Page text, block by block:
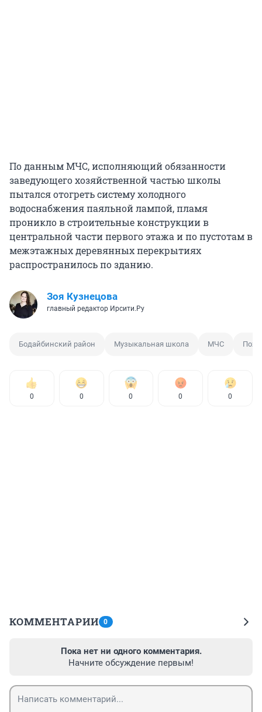
По данным МЧС, исполняющий обязанности
заведующего хозяйственной частью школы
пытался отогреть систему холодного
водоснабжения паяльной лампой, пламя
проникло в строительные конструкции в
центральной части первого этажа и по пустотам в
межэтажных деревянных перекрытиях
распространилось по зданию.
Зоя Кузнецова
главный редактор Ирсити.Ру
Бодайбинский район Музыкальная школа МЧС
0 0 0 0 0
КОММЕНТАРИИ 0
Пока нет ни одного комментария.
Начните обсуждение первым!